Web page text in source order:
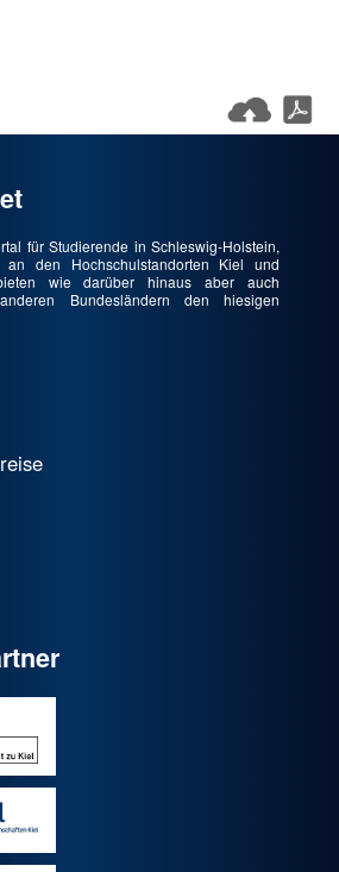
für Studierende in Schleswig-Holstein,
an den Hochschulstandorten Kiel und
wie darüber hinaus aber auch
Bundesländern den hiesigen